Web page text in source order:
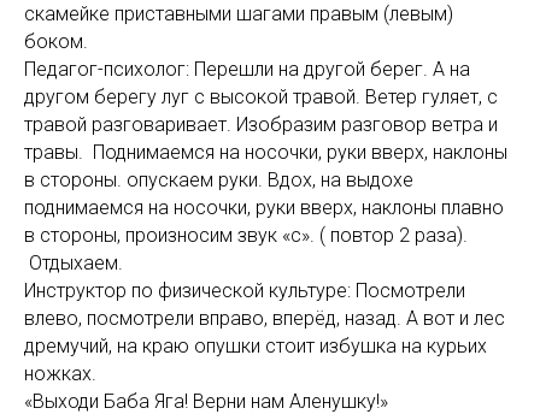
скамейке приставными шагами правым (левым)
боком.
Педагог-психолог: Перешли на другой берег. А на
другом берегу луг с высокой травой. Ветер гуляет, с
травой разговаривает. Изобразим разговор ветра и
травы. Поднимаемся на носочки, руки вверх, наклоны
в стороны. опускаем руки. Вдох, на выдохе
поднимаемся на носочки, руки вверх, наклоны плавно
в стороны, произносим звук «с». ( повтор 2 раза).
Отдыхаем.
Инструктор по физической культуре: Посмотрели
влево, посмотрели вправо, вперёд, назад. А вот и лес
дремучий, на краю опушки стоит избушка на курьих
ножках.
«Выходи Баба Яга! Верни нам Аленушку!»